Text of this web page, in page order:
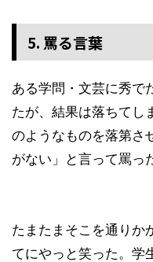
5. 罵る言葉
ある学問・文芸に秀で
たが、結果は落ちてし
のようなものを落第さ
がない」と言って罵っ
たまたまそこを通りか
てにやっと笑った。学